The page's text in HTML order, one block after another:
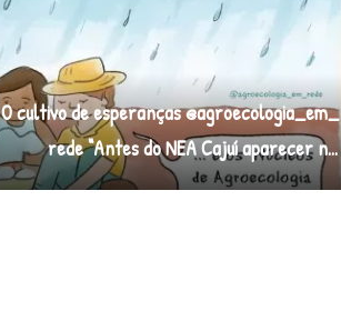
O cultivo de esperanças @agroecologia_em_
rede “Antes do NEA Cajuí aparecer n…